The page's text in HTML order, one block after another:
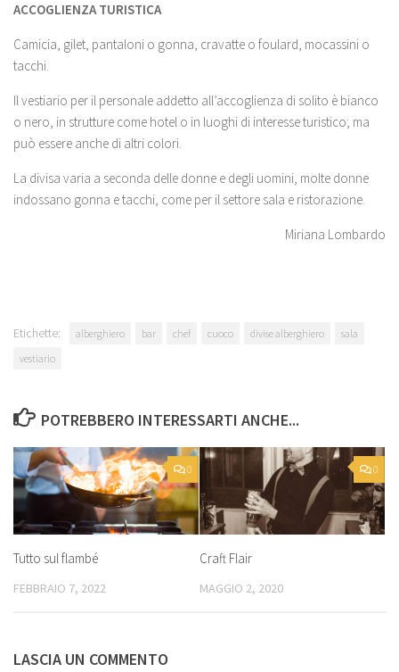
ACCOGLIENZA TURISTICA
Camicia, gilet, pantaloni o gonna, cravatte o foulard, mocassini o
tacchi.
Il vestiario per il personale addetto all’accoglienza di solito è bianco
o nero, in strutture come hotel o in luoghi di interesse turistico; ma
può essere anche di altri colori.
La divisa varia a seconda delle donne e degli uomini, molte donne
indossano gonna e tacchi, come per il settore sala e ristorazione.
Miriana Lombardo
Etichette: alberghiero bar chef cuoco divise alberghiero
sala
vestiario
POTREBBERO INTERESSARTI ANCHE...
0
Tutto sul flambé
FEBBRAIO 7, 2022
0
Craft Flair
MAGGIO 2, 2020
LASCIA UN COMMENTO